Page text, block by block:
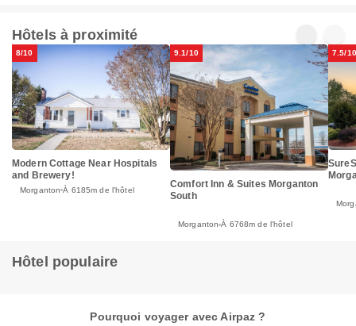
Hôtels à proximité
8/10
Modern Cottage Near Hospitals
and Brewery!
Morganton À 6185m de l'hôtel
9.1/10
Comfort Inn & Suites Morganton
South
Morganton À 6768m de l'hôtel
7.5/10
Hôtel populaire
Pourquoi voyager avec Airpaz ?